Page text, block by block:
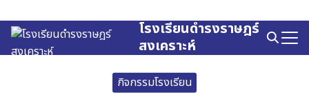
to
content
โรงเรียนดำรงราษฎร์
สงเคราะห์
Search
for:
กิจกรรมโรงเรียน